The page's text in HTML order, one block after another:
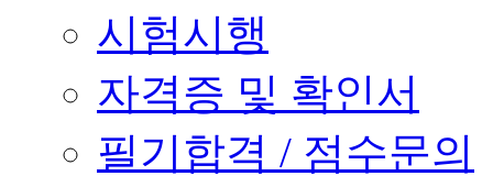
시험시행
자격증 및 확인서
필기합격 / 점수문의